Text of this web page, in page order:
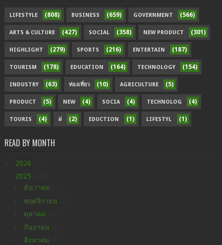
LIFESTYLE (808) BUSINESS (659) GOVERNMENT (566)
ARTS & CULTURE (427) SOCIAL (358) NEW PRODUCT (301)
HIGHLIGHT (279) SPORTS (216) ENTERTAIN (187)
TOURISM (178) EDUCATION (164) TECHNOLOGY (154)
INDUSTRY (63) ท่องเที่ยว (10) AGRICULTURE (5)
PRODUCT (5) NEW (4) SOCIA (4) TECHNOLOG (4)
TOURIS (4) ฝ (2) EDUCTION (1) LIFESTYL (1)
READ BY MONTH
2026
2025
ธันวาคม
พฤศจิกายน
ตุลาคม
กันยายน
สิงหาคม